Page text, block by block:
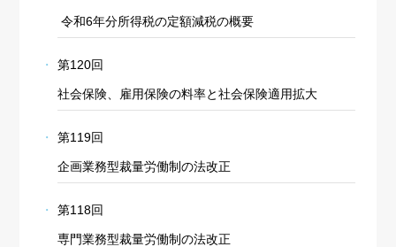
令和6年分所得税の定額減税の概要
第120回
社会保険、雇用保険の料率と社会保険適用拡大
第119回
企画業務型裁量労働制の法改正
第118回
専門業務型裁量労働制の法改正